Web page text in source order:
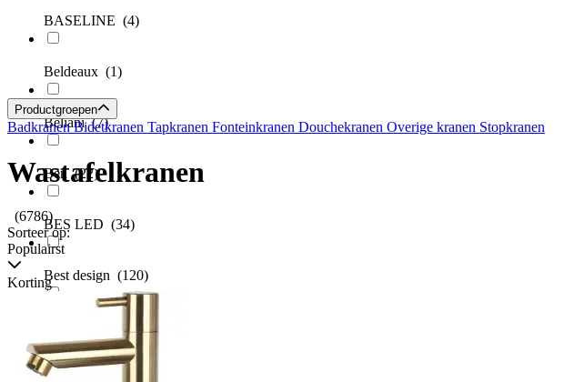
BASELINE (4)
Beldeaux (1)
Beliani(7)
Ben(22)
BES LED (34)
Best design (120)
(129)
Blinq
Productgroepen
BadkranenBidetkranen Tapkranen Fonteinkranen Douchekranen Overige kranen Stopkranen
Wastafelkranen
(6786)
Sorteer op:
Populairst
Korting